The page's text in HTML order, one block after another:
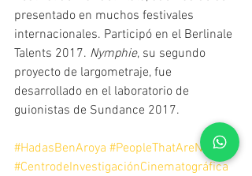
presentado en muchos festivales
internacionales. Participó en el Berlinale
Talents 2017. Nymphie, su segundo
proyecto de largometraje, fue
desarrollado en el laboratorio de
guionistas de Sundance 2017.
#HadasBenAroya #PeopleThatAreNotMe
#CentrodeInvestigaciónCinematográfica